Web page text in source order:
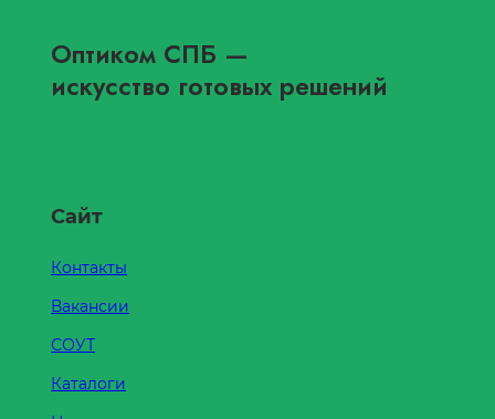
Оптиком СПБ —
искусство готовых решений
Сайт
Контакты
Вакансии
СОУТ
Каталоги